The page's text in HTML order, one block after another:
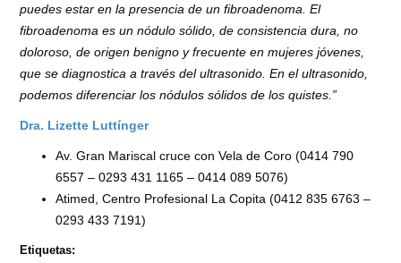
puedes estar en la presencia de un fibroadenoma. El
fibroadenoma es un nódulo sólido, de consistencia dura, no
doloroso, de origen benigno y frecuente en mujeres jóvenes,
que se diagnostica a través del ultrasonido. En el ultrasonido,
podemos diferenciar los nódulos sólidos de los quistes.”
Dra. Lizette Luttínger
Av. Gran Mariscal cruce con Vela de Coro (0414 790
6557 – 0293 431 1165 – 0414 089 5076)
Atimed, Centro Profesional La Copita (0412 835 6763 –
0293 433 7191)
Etiquetas: